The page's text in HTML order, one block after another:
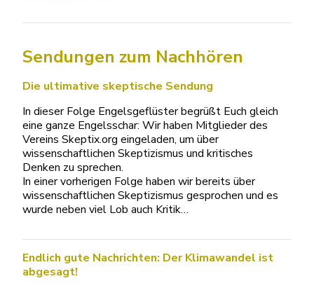
Sendungen zum Nachhören
Die ultimative skeptische Sendung
In dieser Folge Engelsgeflüster begrüßt Euch gleich
eine ganze Engelsschar: Wir haben Mitglieder des
Vereins Skeptix.org eingeladen, um über
wissenschaftlichen Skeptizismus und kritisches
Denken zu sprechen.
In einer vorherigen Folge haben wir bereits über
wissenschaftlichen Skeptizismus gesprochen und es
wurde neben viel Lob auch Kritik…
Endlich gute Nachrichten: Der Klimawandel ist
abgesagt!